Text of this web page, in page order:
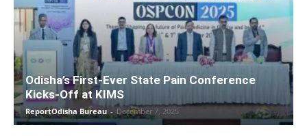
Odisha’s First-Ever State Pain Conference
Kicks-Off at KIMS
ReportOdisha Bureau - December 7, 2025